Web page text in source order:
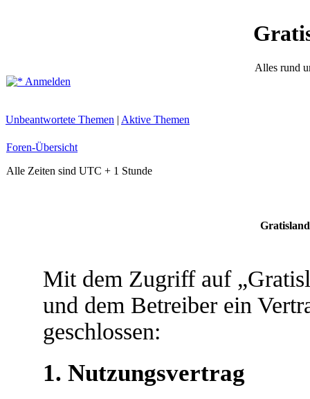
Alles rund
Anmelden
Unbeantwortete Themen | Aktive Themen
Foren-Übersicht
Alle Zeiten sind UTC + 1 Stunde
Mit dem Zugriff auf
und dem Betreiber ein
geschlossen:
1. Nutzungsvertrag